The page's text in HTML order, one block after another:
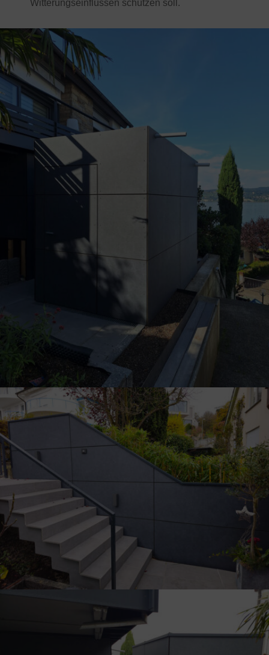
Witterungseinflüssen schützen soll.